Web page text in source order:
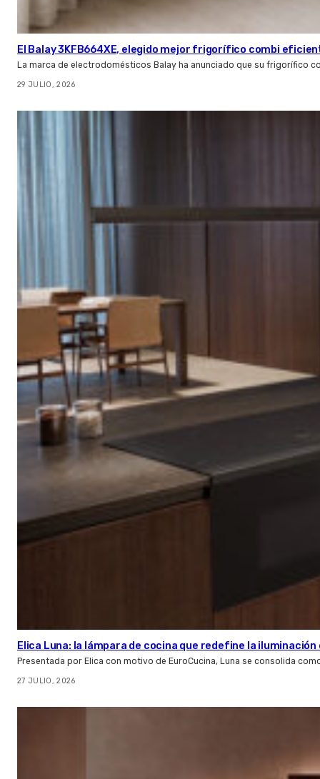
El Balay 3KFB664XE, elegido mejor frigorífico combi
La marca de electrodomésticos Balay ha anunciado que su frigorífico
29 JULIO, 2026
Elica Luna: la lámpara de cocina que redefine la
Presentada por Elica con motivo de EuroCucina, Luna se consolida
27 JULIO, 2026